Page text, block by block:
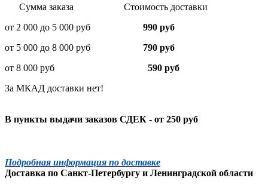
Сумма заказа Стоимость доставки
от 2 000 до 5 000 руб
990 руб
от 5 000 до 8 000 руб 790 руб
от 8 000 руб 590 руб
За МКАД доставки нет!
В пункты выдачи заказов СДЕК - от 250 руб
Подробная информация по доставке
Доставка по Санкт-Петербургу и Ленинградской области